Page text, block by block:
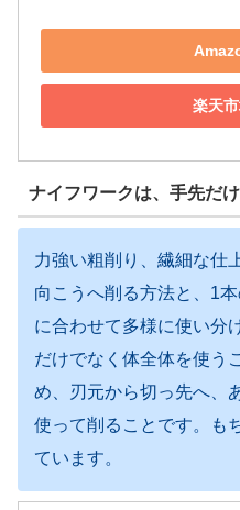
楽天
ナイフワークは、手先だ
力強い粗削り、繊細な仕
向こうへ削る方法と、1
に合わせて多様に使い分
だけでなく体全体を使う
め、刃元から切っ先へ、
使って削ることです。も
ています。